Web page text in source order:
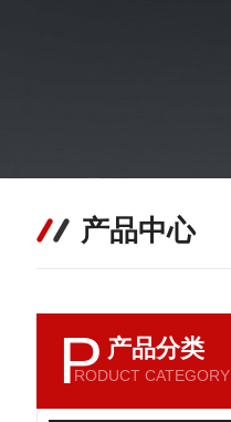
产品中心
P 产品分类
RODUCT CATEGORY